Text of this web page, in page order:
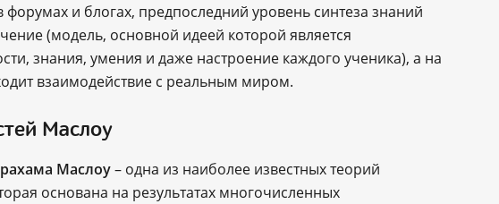
форумах и блогах, предпоследний уровень синтеза знаний
(модель, основной идеей которой является
знания, умения и даже настроение каждого ученика), а на
взаимодействие с реальным миром.
Маслоу
Маслоу– одна из наиболее известных теорий
основана на результатах многочисленных